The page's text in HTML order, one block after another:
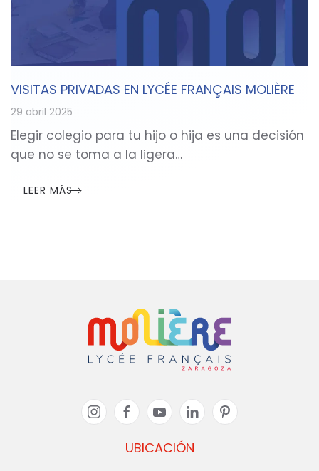
VISITAS PRIVADAS EN LYCÉE FRANÇAIS MOLIÈRE
29 abril 2025
Elegir colegio para tu hijo o hija es una decisión
que no se toma a la ligera…
LEER MÁS
UBICACIÓN